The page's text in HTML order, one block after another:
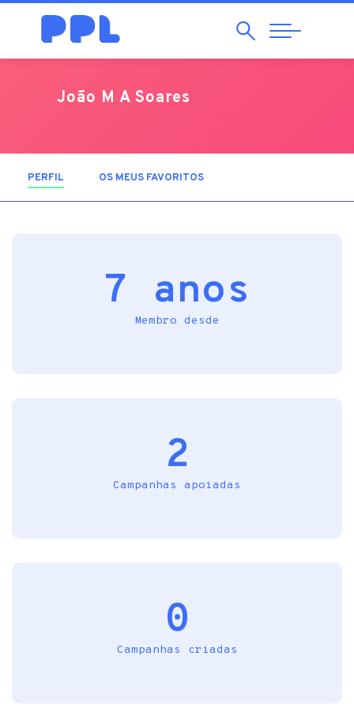
Pesquisar
Abrir
Navegação
João M A Soares
PERFIL (SEPARADOR ATIVO)
OS MEUS FAVORITOS
7 anos
Membro desde
2
Campanhas apoiadas
0
Campanhas criadas